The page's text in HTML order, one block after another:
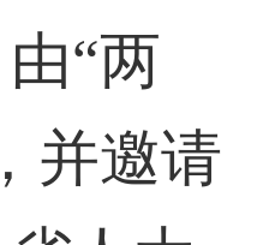
“两
并邀请